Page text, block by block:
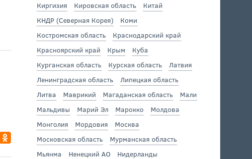
Киргизия
Кировская область
Китай
КНДР (Северная Корея)
Коми
Костромская область
Краснодарский край
Красноярский край
Крым
Куба
Курганская область
Курская область
Латвия
Ленинградская область
Липецкая область
Литва
Маврикий Магаданская область
Мали
Мальдивы
Марий Эл Марокко
Молдова
Монголия
Мордовия
Москва
Московская область
Мурманская область
Мьянма
Ненецкий АО
Нидерланды